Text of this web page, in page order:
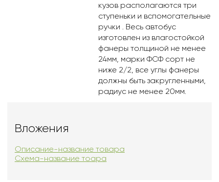
кузов располагаются три
ступеньки и вспомогательные
ручки . Весь автобус
изготовлен из влагостойкой
фанеры толщиной не менее
24мм, марки ФСФ сорт не
ниже 2/2, все углы фанеры
должны быть закругленными,
радиус не менее 20мм.
Вложения
Описание-название товара
Схема-название тоара